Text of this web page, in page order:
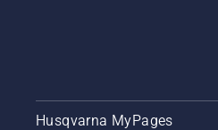
Husqvarna MyPages